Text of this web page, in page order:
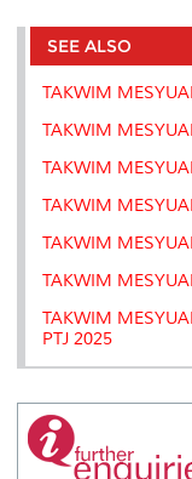
e
b
o
o
k
t
r
I
SEE ALSO
TAKWIM
TAKWIM
TAKWIM
TAKWIM
TAKWIM
TAKWIM
TAKWIM
PTJ 2025